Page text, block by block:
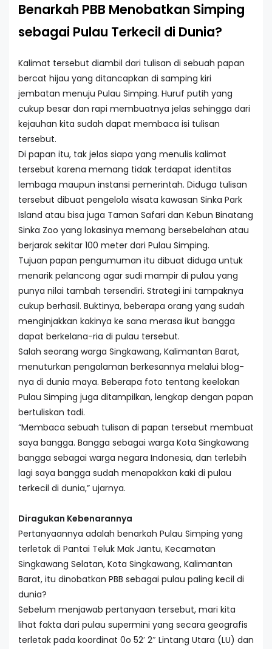
Benarkah PBB Menobatkan Simping
sebagai Pulau Terkecil di Dunia?
Kalimat tersebut diambil dari tulisan di sebuah papan
bercat hijau yang ditancapkan di samping kiri
jembatan menuju Pulau Simping. Huruf putih yang
cukup besar dan rapi membuatnya jelas sehingga dari
kejauhan kita sudah dapat membaca isi tulisan
tersebut.
Di papan itu, tak jelas siapa yang menulis kalimat
tersebut karena memang tidak terdapat identitas
lembaga maupun instansi pemerintah. Diduga tulisan
tersebut dibuat pengelola wisata kawasan Sinka Park
Island atau bisa juga Taman Safari dan Kebun Binatang
Sinka Zoo yang lokasinya memang bersebelahan atau
berjarak sekitar 100 meter dari Pulau Simping.
Tujuan papan pengumuman itu dibuat diduga untuk
menarik pelancong agar sudi mampir di pulau yang
punya nilai tambah tersendiri. Strategi ini tampaknya
cukup berhasil. Buktinya, beberapa orang yang sudah
menginjakkan kakinya ke sana merasa ikut bangga
dapat berkelana-ria di pulau tersebut.
Salah seorang warga Singkawang, Kalimantan Barat,
menuturkan pengalaman berkesannya melalui blog-
nya di dunia maya. Beberapa foto tentang keelokan
Pulau Simping juga ditampilkan, lengkap dengan papan
bertuliskan tadi.
“Membaca sebuah tulisan di papan tersebut membuat
saya bangga. Bangga sebagai warga Kota Singkawang
bangga sebagai warga negara Indonesia, dan terlebih
lagi saya bangga sudah menapakkan kaki di pulau
terkecil di dunia,” ujarnya.
Diragukan Kebenarannya
Pertanyaannya adalah benarkah Pulau Simping yang
terletak di Pantai Teluk Mak Jantu, Kecamatan
Singkawang Selatan, Kota Singkawang, Kalimantan
Barat, itu dinobatkan PBB sebagai pulau paling kecil di
dunia?
Sebelum menjawab pertanyaan tersebut, mari kita
lihat fakta dari pulau supermini yang secara geografis
terletak pada koordinat 0o 52′ 2″ Lintang Utara (LU) dan